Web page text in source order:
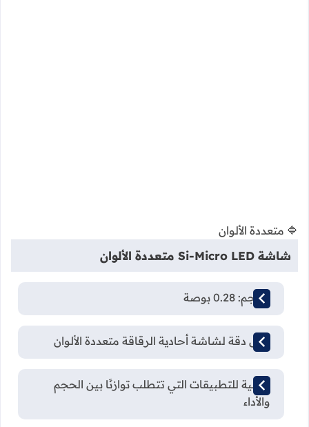
🔷 متعددة الألوان
شاشة Si-Micro LED متعددة الألوان
الحجم: 0.28 بوصة
أعلى دقة لشاشة أحادية الرقاقة متعددة الألوان
مثالية للتطبيقات التي تتطلب توازنًا بين الحجم
والأداء